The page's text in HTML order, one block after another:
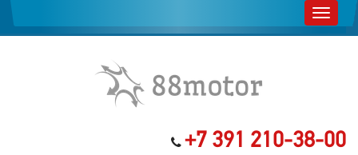
+7 391 210-38-00